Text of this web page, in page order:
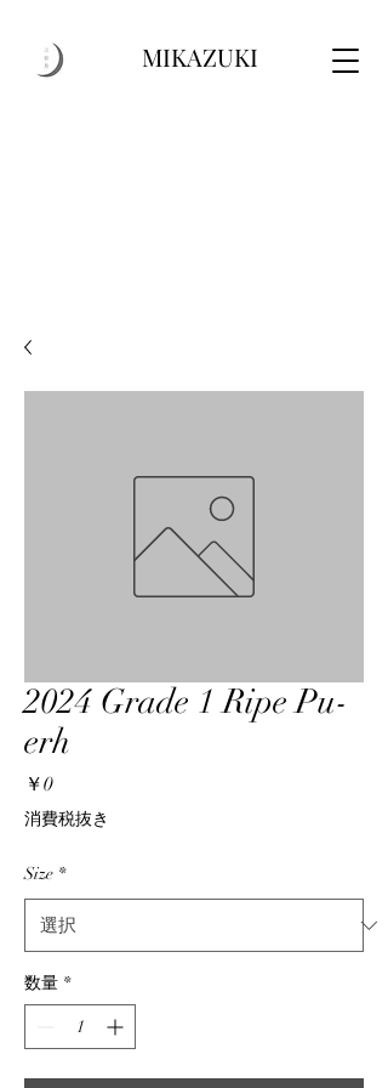
MIKAZUKI
2024 Grade 1 Ripe Pu-
erh
￥0価
格
消費税抜き
Size *
数量 *